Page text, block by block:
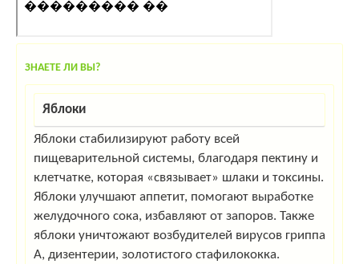
ЗНАЕТЕ ЛИ ВЫ?
Яблоки
Яблоки стабилизируют работу всей
пищеварительной системы, благодаря пектину и
клетчатке, которая «связывает» шлаки и токсины.
Яблоки улучшают аппетит, помогают выработке
желудочного сока, избавляют от запоров. Также
яблоки уничтожают возбудителей вирусов гриппа
А, дизентерии, золотистого стафилококка.